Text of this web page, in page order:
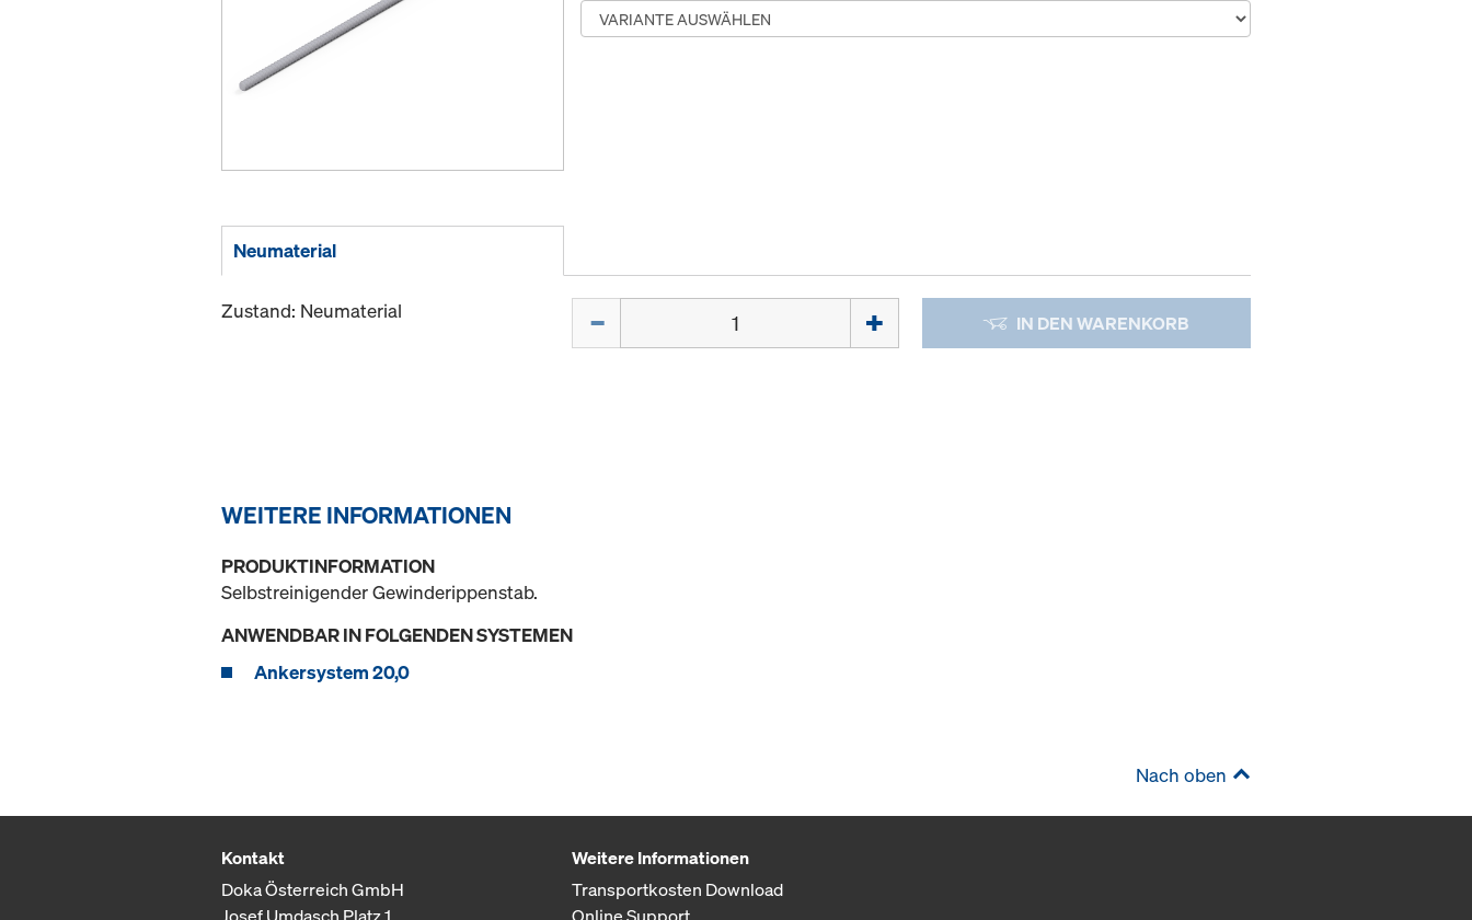
Neumaterial
Zustand: Neumaterial IN DEN WARENKORB
WEITERE INFORMATIONEN
PRODUKTINFORMATION
Selbstreinigender Gewinderippenstab.
ANWENDBAR IN FOLGENDEN SYSTEMEN
Ankersystem 20,0
Nach oben
Kontakt
Doka Österreich GmbH
Weitere Informationen
Transportkosten Download